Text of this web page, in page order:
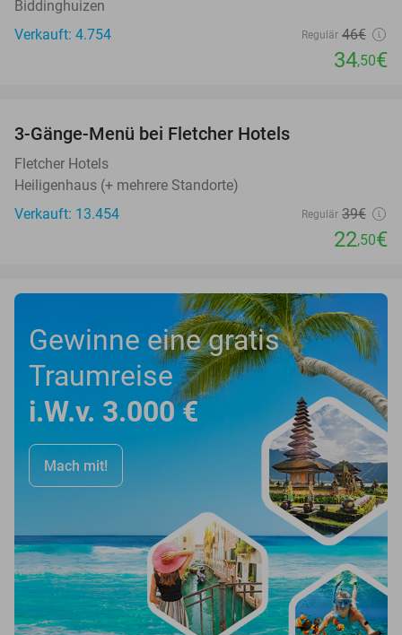
Biddinghuizen
Verkauft: 4.754
Regulär 46€
34,50€
3-Gänge-Menü bei Fletcher Hotels
Fletcher Hotels
Heiligenhaus (+ mehrere Standorte)
Verkauft: 13.454
Regulär 39€
22,50€
Gewinne eine gratis
Traumreise
i.W.v. 3.000 €
Mach mit!